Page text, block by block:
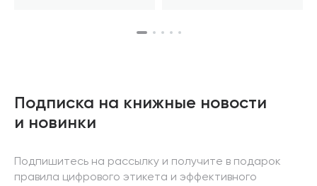
Подписка на книжные новости
и новинки
Подпишитесь на рассылку и получите в подарок
правила цифрового этикета и эффективного